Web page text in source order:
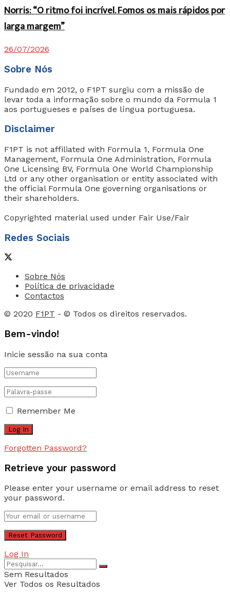
Norris: “O ritmo foi incrível. Fomos os mais rápidos por
larga margem”
26/07/2026
Sobre Nós
Fundado em 2012, o F1PT surgiu com a missão de
levar toda a informação sobre o mundo da Formula 1
aos portugueses e países de língua portuguesa.
Disclaimer
F1PT is not affiliated with Formula 1, Formula One
Management, Formula One Administration, Formula
One Licensing BV, Formula One World Championship
Ltd or any other organisation or entity associated with
the official Formula One governing organisations or
their shareholders.
Copyrighted material used under Fair Use/Fair
Redes Sociais
Sobre Nós
Política de privacidade
Contactos
© 2020 F1PT - © Todos os direitos reservados.
Bem-vindo!
Inicie sessão na sua conta
Remember Me
Forgotten Password?
Retrieve your password
Please enter your username or email address to reset
your password.
Log In
Sem Resultados
Ver Todos os Resultados